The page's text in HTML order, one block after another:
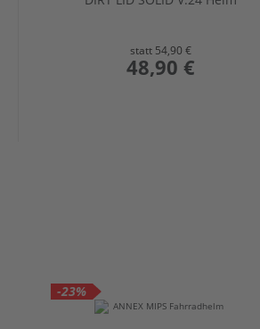
statt 54,90 €
preis
48,90 €
-23%